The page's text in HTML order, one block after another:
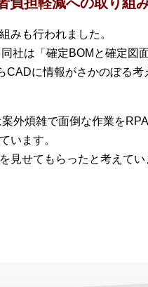
みも行われました。
社は「確定BOMと確定図
に情報がさかのぼる考
外煩雑で面倒な作業を
います。
見せてもらったと考えてい